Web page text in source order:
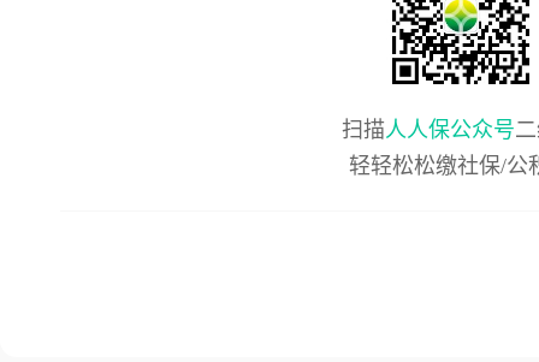
扫描人人保公众号
轻轻松松缴社保/公